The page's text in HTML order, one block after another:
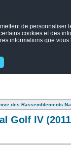
de
cookies et des
informations que
des Rassemblements
Golf IV